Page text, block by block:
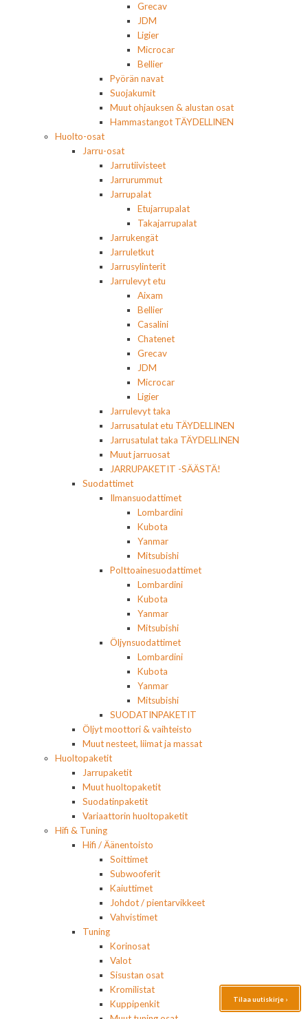
Grecav
JDM
Ligier
Microcar
Bellier
Pyörän navat
Suojakumit
Muut ohjauksen & alustan osat
Hammastangot TÄYDELLINEN
Huolto-osat
Jarru-osat
Jarrutiivisteet
Jarrurummut
Jarrupalat
Etujarrupalat
Takajarrupalat
Jarrukengät
Jarruletkut
Jarrusylinterit
Jarrulevyt etu
Aixam
Bellier
Casalini
Chatenet
Grecav
JDM
Microcar
Ligier
Jarrulevyt taka
Jarrusatulat etu TÄYDELLINEN
Jarrusatulat taka TÄYDELLINEN
Muut jarruosat
JARRUPAKETIT -SÄÄSTÄ!
Suodattimet
Ilmansuodattimet
Lombardini
Kubota
Yanmar
Mitsubishi
Polttoainesuodattimet
Lombardini
Kubota
Yanmar
Mitsubishi
Öljynsuodattimet
Lombardini
Kubota
Yanmar
Mitsubishi
SUODATINPAKETIT
Öljyt moottori & vaihteisto
Muut nesteet, liimat ja massat
Huoltopaketit
Jarrupaketit
Muut huoltopaketit
Suodatinpaketit
Variaattorin huoltopaketit
Hifi & Tuning
Hifi / Äänentoisto
Soittimet
Subwooferit
Kaiuttimet
Johdot / pientarvikkeet
Vahvistimet
Tuning
Korinosat
Valot
Sisustan osat
Kromilistat
Kuppipenkit
Tilaa uutiskirje ›